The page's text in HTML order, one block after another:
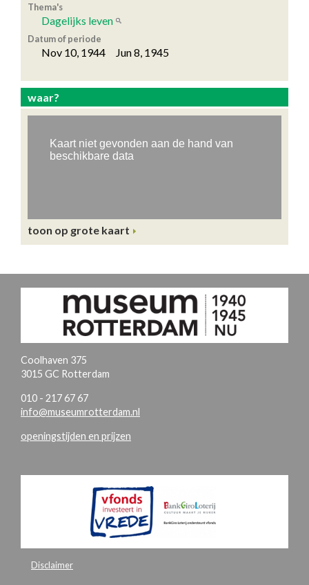
Thema's
Dagelijks leven
Datum of periode
Nov 10, 1944 Jun 8, 1945
waar?
toon op grote kaart
Coolhaven 375
3015 GC Rotterdam
010 - 217 67 67
info@museumrotterdam.nl
openingstijden en prijzen
Disclaimer